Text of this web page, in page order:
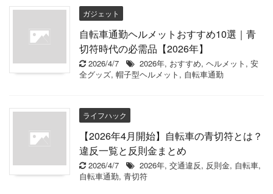
ガジェット
自転車通勤ヘルメットおすすめ10選｜青
切符時代の必需品【2026年】
2026/4/7 2026年, おすすめ, ヘルメット , 安
全グッズ, 帽子型ヘルメット , 自転車通勤
ライフハック
【2026年4月開始】自転車の青切符とは？
違反一覧と反則金まとめ
2026/4/7 2026年, 交通違反, 反則金, 自転車,
自転車通勤, 青切符